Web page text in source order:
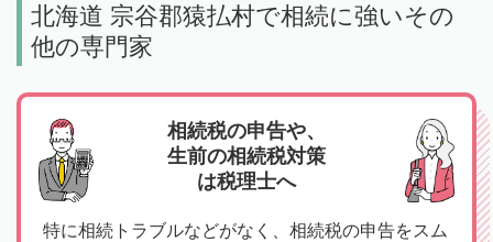
北海道 宗谷郡猿払村で相続に強いその
他の専門家
相続税の申告や、
生前の相続税対策
は税理士へ
特に相続トラブルなどがなく、相続税の申告をスム